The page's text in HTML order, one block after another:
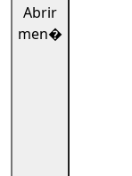
Abrir
men�